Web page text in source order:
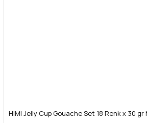
HIMI Jelly Cup Gouache Set 18 Renk x 30